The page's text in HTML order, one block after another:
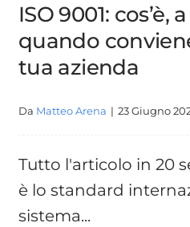
ISO 9001: cos’è,
quando
tua azienda
Da Matteo Arena | 23 Giugno
Tutto l'articolo in 20
è lo standard
sistema...